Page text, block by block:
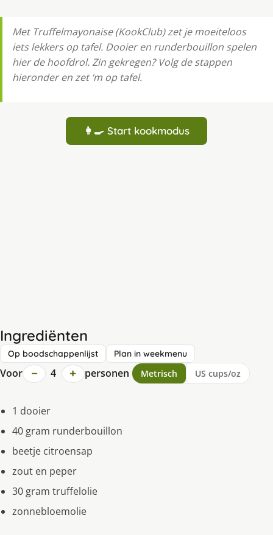
Met Truffelmayonaise (KookClub) zet je moeiteloos
iets lekkers op tafel. Dooier en runderbouillon spelen
hier de hoofdrol. Zin gekregen? Volg de stappen
hieronder en zet ‘m op tafel.
👩‍🍳 Start kookmodus
Ingrediënten
Op boodschappenlijst Plan in weekmenu
Voor − 4 + personen Metrisch US cups/oz
1 dooier
40 gram runderbouillon
beetje citroensap
zout en peper
30 gram truffelolie
zonnebloemolie